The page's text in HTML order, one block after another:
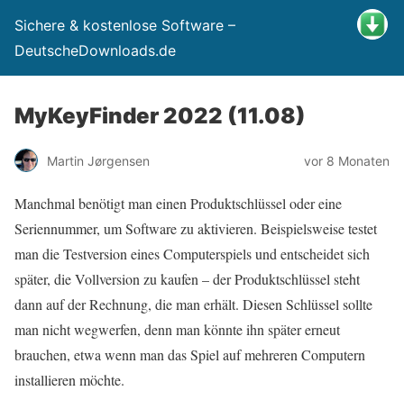
Sichere & kostenlose Software –
DeutscheDownloads.de
MyKeyFinder 2022 (11.08)
Martin Jørgensen vor 8 Monaten
Manchmal benötigt man einen Produktschlüssel oder eine
Seriennummer, um Software zu aktivieren. Beispielsweise testet
man die Testversion eines Computerspiels und entscheidet sich
später, die Vollversion zu kaufen – der Produktschlüssel steht
dann auf der Rechnung, die man erhält. Diesen Schlüssel sollte
man nicht wegwerfen, denn man könnte ihn später erneut
brauchen, etwa wenn man das Spiel auf mehreren Computern
installieren möchte.